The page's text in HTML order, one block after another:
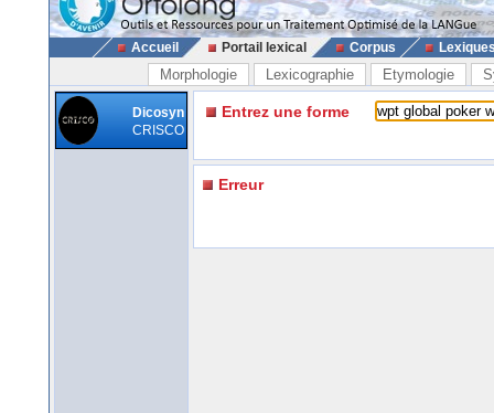
Accueil Portail lexical Corpus
Morphologie Lexicographie Etymologie
Dicosyn
CRISCO
Entrez une forme
Erreur